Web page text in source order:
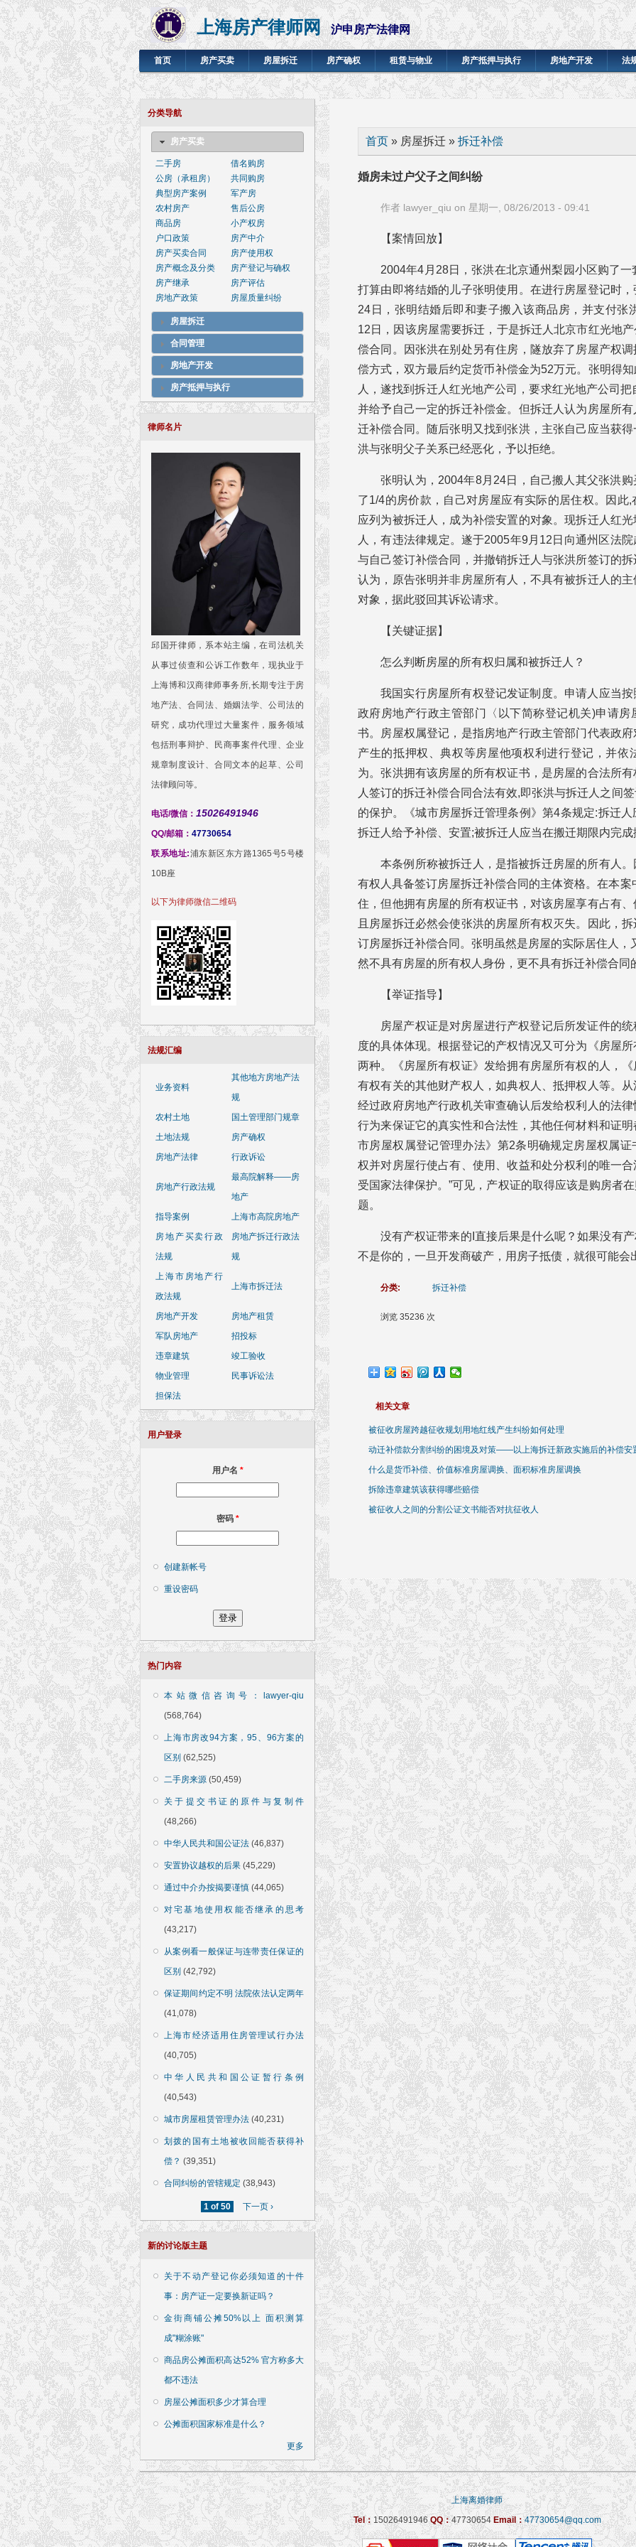
上海房产律师网 沪申房产法律网
首页 房产买卖 房屋拆迁 房产确权 租赁与物业 房产抵押与执行 房地产开发 法
分类导航
房产买卖
二手房
借名购房
公房（承租房）
共同购房
典型房产案例
军产房
农村房产
售后公房
商品房
小产权房
户口政策
房产中介
房产买卖合同
房产使用权
房产概念及分类
房产登记与确权
房产继承
房产评估
房地产政策
房屋质量纠纷
房屋拆迁
合同管理
房地产开发
房产抵押与执行
律师名片
邱国开律师，系本站主编，在司法机关
从事过侦查和公诉工作数年，现执业于
上海博和汉商律师事务所,长期专注于房
地产法、合同法、婚姻法学、公司法的
研究，成功代理过大量案件，服务领域
包括刑事辩护、民商事案件代理、企业
规章制度设计、合同文本的起草、公司
法律顾问等。
电话/微信： 15026491946
QQ/邮箱： 47730654
联系地址:浦东新区东方路1365号5号楼
10B座
以下为律师微信二维码
法规汇编
业务资料
其他地方房地产法
规
农村土地
国土管理部门规章
土地法规
房产确权
房地产法律
行政诉讼
房地产行政法规
最高院解释——房
地产
指导案例
上海市高院房地产
房地产买卖行政
法规
房地产拆迁行政法
规
上海市房地产行
政法规
上海市拆迁法
房地产开发
房地产租赁
军队房地产
招投标
违章建筑
竣工验收
物业管理
民事诉讼法
担保法
用户登录
用户名 *
密码 *
创建新帐号
重设密码
热门内容
本站微信咨询号：lawyer-qiu
(568,764)
上海市房改94方案，95、96方案的
区别 (62,525)
二手房来源 (50,459)
关于提交书证的原件与复制件
(48,266)
中华人民共和国公证法 (46,837)
安置协议越权的后果 (45,229)
通过中介办按揭要谨慎 (44,065)
对宅基地使用权能否继承的思考
(43,217)
从案例看一般保证与连带责任保证的
区别 (42,792)
保证期间约定不明 法院依法认定两年
(41,078)
上海市经济适用住房管理试行办法
(40,705)
中华人民共和国公证暂行条例
(40,543)
城市房屋租赁管理办法 (40,231)
划拨的国有土地被收回能否获得补
偿？ (39,351)
合同纠纷的管辖规定 (38,943)
1 of 50 下一页 ›
新的讨论版主题
关于不动产登记你必须知道的十件
事：房产证一定要换新证吗？
金街商铺公摊50%以上 面积测算
成"糊涂账"
商品房公摊面积高达52% 官方称多大
都不违法
房屋公摊面积多少才算合理
公摊面积国家标准是什么？
更多
你在这里
首页 » 房屋拆迁 » 拆迁补偿
婚房未过户父子之间纠纷
作者 lawyer_qiu on 星期一, 08/26/2013 - 09:41
【案情回放】
2004年4月28日，张洪在北京通州梨园小区购了
打算由即将结婚的儿子张明使用。在进行房屋登记时
24日，张明结婚后即和妻子搬入该商品房，并支付张
12日，因该房屋需要拆迁，于是拆迁人北京市红光地
偿合同。因张洪在别处另有住房，隧放弃了房屋产权
偿方式，双方最后约定货币补偿金为52万元。张明得
人，遂找到拆迁人红光地产公司，要求红光地产公司
并给予自己一定的拆迁补偿金。但拆迁人认为房屋所
迁补偿合同。随后张明又找到张洪，主张自己应当获
洪与张明父子关系已经恶化，予以拒绝。
张明认为，2004年8月24日，自己搬人其父张洪
了1/4的房价款，自己对房屋应有实际的居住权。因此
应列为被拆迁人，成为补偿安置的对象。现拆迁人红
人，有违法律规定。遂于2005年9月12日向通州区法
与自己签订补偿合同，并撤销拆迁人与张洪所签订的
认为，原告张明并非房屋所有人，不具有被拆迁人的
对象，据此驳回其诉讼请求。
【关键证据】
怎么判断房屋的所有权归属和被拆迁人？
我国实行房屋所有权登记发证制度。申请人应当
政府房地产行政主管部门〈以下简称登记机关)申请
书。房屋权属登记，是指房地产行政主管部门代表政
产生的抵押权、典权等房屋他项权利进行登记，并依
为。张洪拥有该房屋的所有权证书，是房屋的合法所
人签订的拆迁补偿合同合法有效,即张洪与拆迁人之间
的保护。《城市房屋拆迁管理条例》第4条规定:拆迁
拆迁人给予补偿、安置;被拆迁人应当在搬迁期限内完成
本条例所称被拆迁人，是指被拆迁房屋的所有人
有权人具备签订房屋拆迁补偿合同的主体资格。在本
住，但他拥有房屋的所有权证书，对该房屋享有占有
且房屋拆迁必然会使张洪的房屋所有权灭失。因此，
订房屋拆迁补偿合同。张明虽然是房屋的实际居住人，
然不具有房屋的所有权人身份，更不具有拆迁补偿合同
【举证指导】
房屋产权证是对房屋进行产权登记后所发证件的
度的具体体现。根据登记的产权情况又可分为《房屋
两种。《房屋所有权证》发给拥有房屋所有权的人，
有权有关的其他财产权人，如典权人、抵押权人等。
经过政府房地产行政机关审查确认后发给权利人的法
行为来保证它的真实性和合法性，其他任何材料和证
市房屋权属登记管理办法》第2条明确规定房屋权属
权并对房屋行使占有、使用、收益和处分权利的唯一
受国家法律保护。”可见，产权证的取得应该是购房者
题。
没有产权证带来的I直接后果是什么呢？如果没有
不是你的，一旦开发商破产，用房子抵债，就很可能会
分类: 拆迁补偿
浏览 35236 次
相关文章
被征收房屋跨越征收规划用地红线产生纠纷如何处理
动迁补偿款分割纠纷的困境及对策——以上海拆迁新政实施后的补偿安
什么是货币补偿、价值标准房屋调换、面积标准房屋调换
拆除违章建筑该获得哪些赔偿
被征收人之间的分割公证文书能否对抗征收人
上海离婚律师
Tel：15026491946QQ：47730654Email：47730654@qq.com